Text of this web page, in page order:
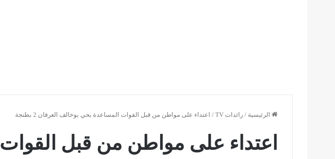
الرئيسية / رائدات TV / اعتداء على مواطن من قبل القوات المساعدة بحي بوخالف العرفان 2 بطنجة
اعتداء على مواطن من قبل القوات